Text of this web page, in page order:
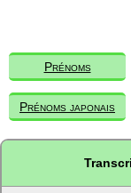
Prénoms
Prénoms japonais